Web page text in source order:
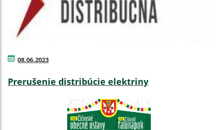
08.06.2023
Prerušenie distribúcie elektriny